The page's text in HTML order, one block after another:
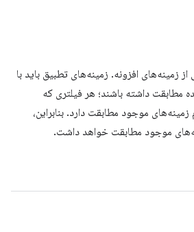
زمینه‌های افزونه. زمینه‌های تطبیق باید با
داشته باشند؛ هر فیلتری که
موجود مطابقت دارد. بنابراین،
موجود مطابقت خواهد داشت.